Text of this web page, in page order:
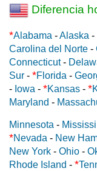
Diferencia
*Alabama -Alaska -
Carolina del Norte -
Connecticut-
Sur - *Florida -
- Iowa - *Kansas - *
Maryland -
Minnesota -
*Nevada - New
New York - Ohio -
Rhode Island - *